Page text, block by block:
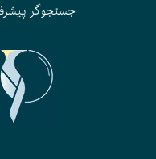
جستجوگر